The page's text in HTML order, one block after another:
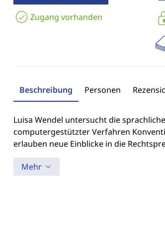
Zugang vorhanden
Beschreibung Personen
Luisa Wendel untersucht die
computergestützter Verfahren
erlauben neue Einblicke in die
Mehr